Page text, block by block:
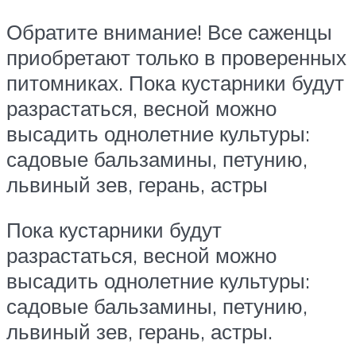
Обратите внимание! Все саженцы
приобретают только в проверенных
питомниках. Пока кустарники будут
разрастаться, весной можно
высадить однолетние культуры:
садовые бальзамины, петунию,
львиный зев, герань, астры
Пока кустарники будут
разрастаться, весной можно
высадить однолетние культуры:
садовые бальзамины, петунию,
львиный зев, герань, астры.